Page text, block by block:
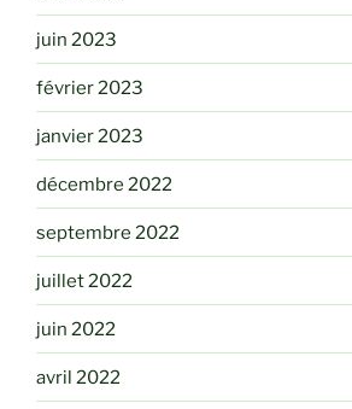
juin 2023
février 2023
janvier 2023
décembre 2022
septembre 2022
juillet 2022
juin 2022
avril 2022